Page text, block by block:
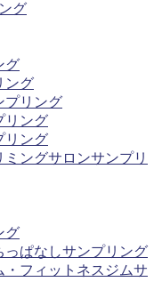
グ
グ
ング
プリング
リング
リング
ングサロンサンプリ
グ
っぱなしサンプリング
・フィットネスジムサ